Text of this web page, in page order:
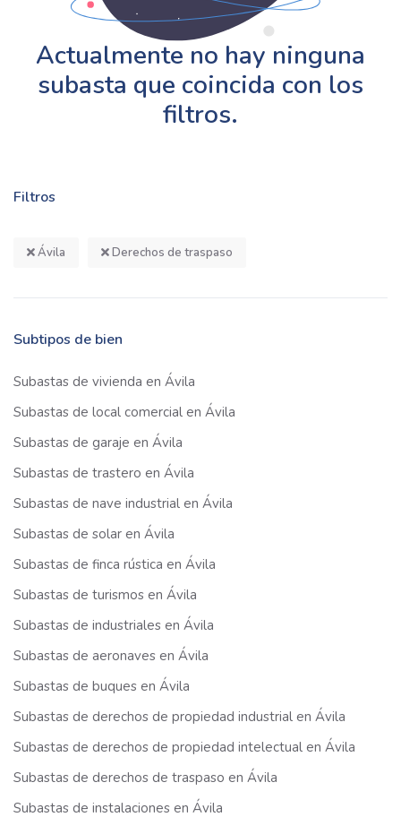
Filtros
Ávila Derechos de traspaso
Subtipos de bien
Subastas de vivienda en Ávila
Subastas de local comercial en Ávila
Subastas de garaje en Ávila
Subastas de trastero en Ávila
Subastas de nave industrial en Ávila
Subastas de solar en Ávila
Subastas de finca rústica en Ávila
Subastas de turismos en Ávila
Subastas de industriales en Ávila
Subastas de aeronaves en Ávila
Subastas de buques en Ávila
Subastas de derechos de propiedad industrial en Ávila
Subastas de derechos de propiedad intelectual en Ávila
Subastas de derechos de traspaso en Ávila
Subastas de instalaciones en Ávila
Actualmente no hay ninguna
subasta que coincida con los
filtros.